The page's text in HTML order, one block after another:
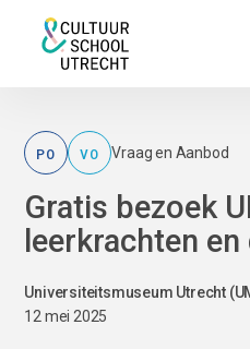
PO VO Vraag en Aanbod
Gratis bezoek
leerkrachten
Universiteitsmuseum Utrecht
12 mei 2025